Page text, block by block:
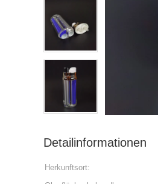
Detailinformationen
Herkunftsort: